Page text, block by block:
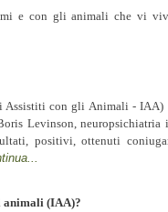
e con gli animali che vi
Assistiti con gli Animali -
Levinson,
positivi, ottenuti
animali (IAA)?